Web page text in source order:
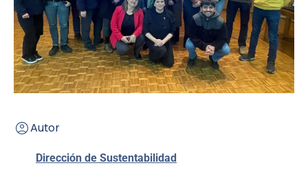
Autor
Dirección de Sustentabilidad